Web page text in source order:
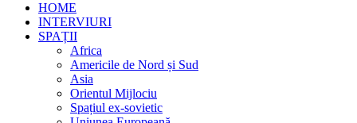
HOME
INTERVIURI
SPAȚII
Africa
Americile de Nord și Sud
Asia
Orientul Mijlociu
Spațiul ex-sovietic